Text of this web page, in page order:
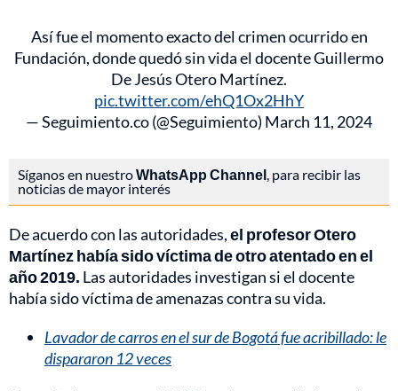
Así fue el momento exacto del crimen ocurrido en
Fundación, donde quedó sin vida el docente Guillermo
De Jesús Otero Martínez.
pic.twitter.com/ehQ1Ox2HhY
— Seguimiento.co (@Seguimiento) March 11, 2024
Síganos en nuestroWhatsApp Channel, para recibir las
noticias de mayor interés
De acuerdo con las autoridades,el profesor Otero
Martínez había sido víctima de otro atentado en el
año 2019. Las autoridades investigan si el docente
había sido víctima de amenazas contra su vida.
Lavador de carros en el sur de Bogotá fue acribillado: le
dispararon 12 veces